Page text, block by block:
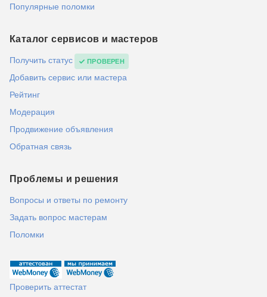
Популярные поломки
Каталог сервисов и мастеров
Получить статус ПРОВЕРЕН
Добавить сервис или мастера
Рейтинг
Модерация
Продвижение объявления
Обратная связь
Проблемы и решения
Вопросы и ответы по ремонту
Задать вопрос мастерам
Поломки
Проверить аттестат